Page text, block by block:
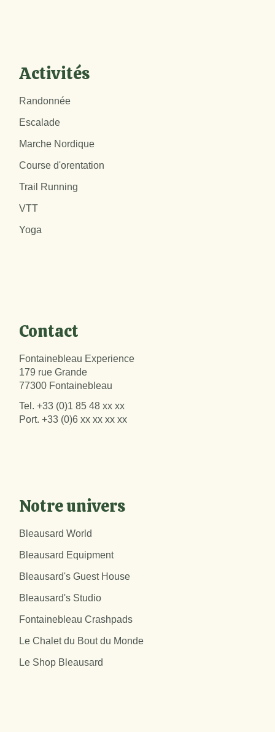
Activités
Randonnée
Escalade
Marche Nordique
Course d'orentation
Trail Running
VTT
Yoga
Contact
Fontainebleau Experience
179 rue Grande
77300 Fontainebleau
Tel.+33 (0)1 85 48 xx xx
Port.+33 (0)6 xx xx xx xx
Notre univers
Bleausard World
Bleausard Equipment
Bleausard's Guest House
Bleausard's Studio
Fontainebleau Crashpads
Le Chalet du Bout du Monde
Le Shop Bleausard